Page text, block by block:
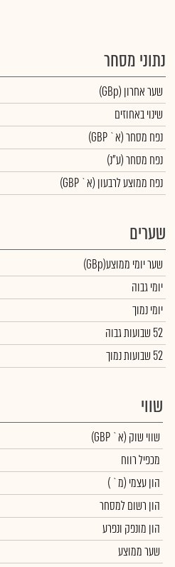
נתוני מסחר
שער אחרון (GBp)
שינוי באחוזים
נפח מסחר(א` GBP)
נפח מסחר(ע"נ)
נפח ממוצע לרבעון (א` GBP)
שערים
שער יומי ממוצע(GBp)
יומי גבוה
יומי נמוך
52 שבועות גבוה
52 שבועות נמוך
שווי
שווי שוק (א` GBP)
מכפיל רווח
הון עצמי (מ` )
הון רשום למסחר
הון מונפק ונפרע
שער ממוצע